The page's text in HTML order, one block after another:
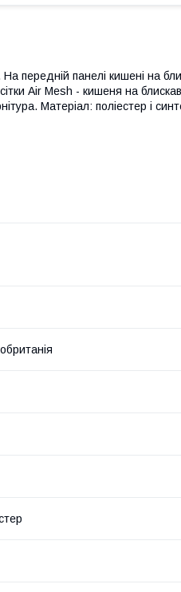
передній панелі кишені на
Air Mesh - кишеня на
Матеріал: поліестер і